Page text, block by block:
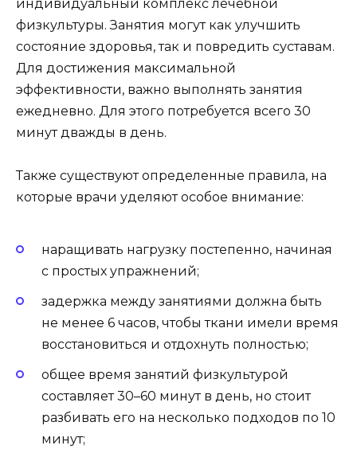
индивидуальный комплекс лечебной
физкультуры. Занятия могут как улучшить
состояние здоровья, так и повредить суставам.
Для достижения максимальной
эффективности, важно выполнять занятия
ежедневно. Для этого потребуется всего 30
минут дважды в день.
Также существуют определенные правила, на
которые врачи уделяют особое внимание:
наращивать нагрузку постепенно, начиная
с простых упражнений;
задержка между занятиями должна быть
не менее 6 часов, чтобы ткани имели время
восстановиться и отдохнуть полностью;
общее время занятий физкультурой
составляет 30–60 минут в день, но стоит
разбивать его на несколько подходов по 10
минут;